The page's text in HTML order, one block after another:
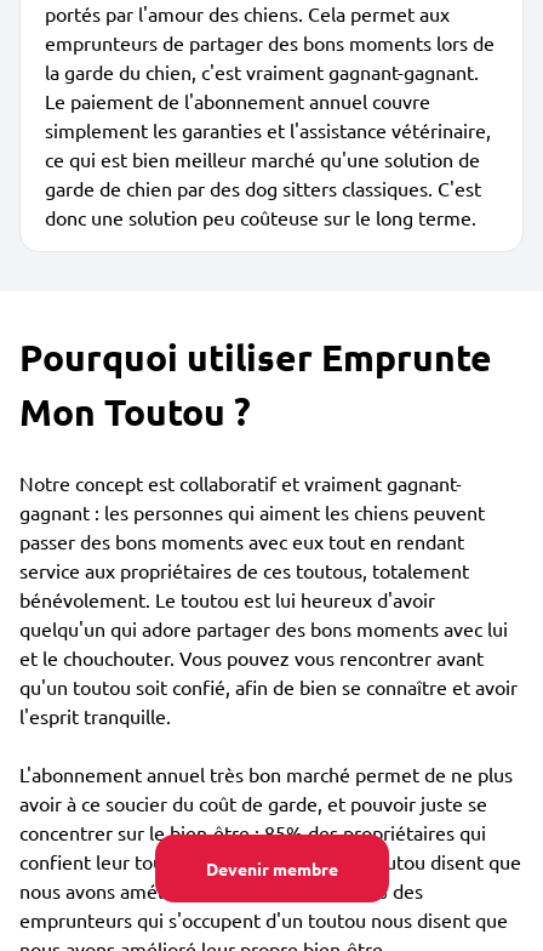
Devenir membre
portés par l'amour des chiens. Cela permet aux
emprunteurs de partager des bons moments lors de
la garde du chien, c'est vraiment gagnant-gagnant.
Le paiement de l'abonnement annuel couvre
simplement les garanties et l'assistance vétérinaire,
ce qui est bien meilleur marché qu'une solution de
garde de chien par des dog sitters classiques. C'est
donc une solution peu coûteuse sur le long terme.
Pourquoi utiliser Emprunte
Mon Toutou ?
Notre concept est collaboratif et vraiment gagnant-
gagnant : les personnes qui aiment les chiens peuvent
passer des bons moments avec eux tout en rendant
service aux propriétaires de ces toutous, totalement
bénévolement. Le toutou est lui heureux d'avoir
quelqu'un qui adore partager des bons moments avec lui
et le chouchouter. Vous pouvez vous rencontrer avant
qu'un toutou soit confié, afin de bien se connaître et avoir
l'esprit tranquille.
L'abonnement annuel très bon marché permet de ne plus
avoir à ce soucier du coût de garde, et pouvoir juste se
concentrer sur le bien-être : 85% des propriétaires qui
confient leur toutou par Emprunte Mon Toutou disent que
nous avons amélioré son bien-être, et 98% des
emprunteurs qui s'occupent d'un toutou nous disent que